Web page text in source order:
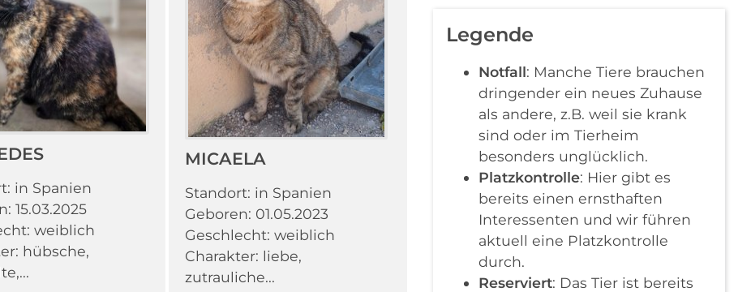
in Spanien
15.03.2025
weiblich
hübsche,
MICAELA
Standort: in Spanien
Geboren: 01.05.2023
Geschlecht: weiblich
Charakter: liebe,
zutrauliche...
Legende
Notfall: Manche Tiere brauchen
dringender ein neues Zuhause
als andere, z.B. weil sie krank
sind oder im Tierheim
besonders unglücklich.
Platzkontrolle: Hier gibt es
bereits einen ernsthaften
Interessenten und wir führen
aktuell eine Platzkontrolle
durch.
Reserviert: Das Tier ist bereits